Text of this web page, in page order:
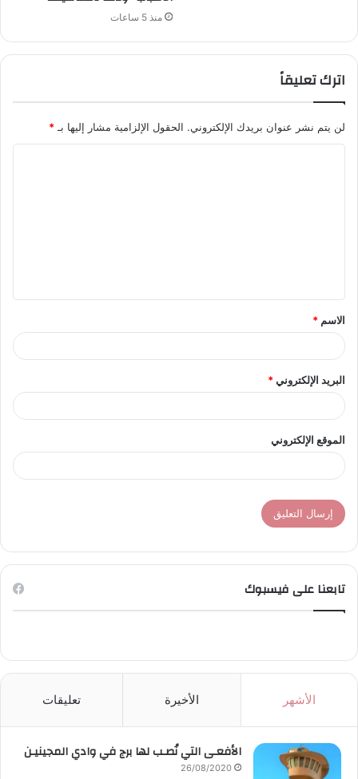
منذ 5 ساعات
اترك تعليقاً
لن يتم نشر عنوان بريدك الإلكتروني. الحقول الإلزامية مشار إليها بـ *
ق
*
الاسم *
البريد الإلكتروني*
الموقع الإلكتروني
تابعنا على فيسبوك
الأشهر الأخيرة تعليقات
الأفعـى التي نُصـب لها برج في وادي المجينيـن
26/08/2020